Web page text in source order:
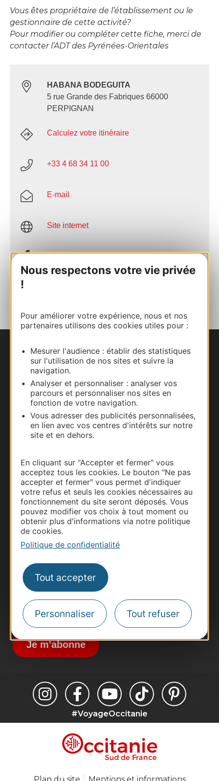
Nous respectons votre vie privée
!
Pour améliorer votre expérience, nous et nos
partenaires utilisons des cookies utiles pour :
Mesurer l'audience : établir des statistiques
sur l'utilisation de nos sites et suivre la
navigation.
Analyser et personnaliser : analyser vos
parcours et personnaliser nos sites en
fonction de votre navigation.
Vous adresser des publicités personnalisées,
en lien avec vos centres d'intérêts sur notre
site et en dehors.
En cliquant sur "Accepter et fermer" vous
acceptez tous les cookies. Le bouton "Ne pas
accepter et fermer" vous permet d'indiquer
votre refus et seuls les cookies nécessaires au
fonctionnement du site seront déposés. Vous
pouvez modifier vos choix à tout moment ou
obtenir plus d'informations via notre politique
de cookies.
Politique de confidentialité
Tout accepter
Personnaliser Tout refuser
Vous êtes propriétaire de l’établissement ou le
gestionnaire de cette activité?
Pour modifier ou compléter cette fiche, merci de
contacter l’ADT des Pyrénées-Orientales
HABANA BODEGUITA
5 rue Grande des Fabriques 66000
PERPIGNAN
Calculez votre itinéraire
+33 4 68 34 11 00
E-mail
Site internet
Facebook
Nous contacter
Carte interactive
Documentation
Thermalisme
Business/Mice
Pros d'Occitanie
Site presse et d'influence
Voyagistes
Destination Sport
Inscrivez-vous à la lettre d'information
Destination Occitanie pour recevoir des
suggestions de séjours, de visites et de sorties.
Je m'abonne
#VoyageOccitanie